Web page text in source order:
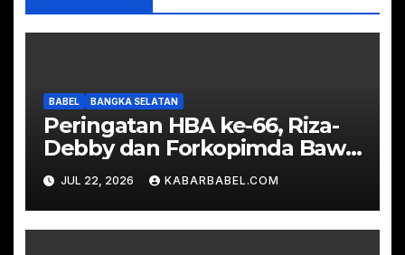
BABEL BANGKA SELATAN
Peringatan HBA ke-66, Riza-
Debby dan Forkopimda Bawa
Tumpeng Sambangi Kejari
JUL 22, 2026 KABARBABEL.COM